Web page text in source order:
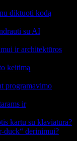
diktuoti kodą
su AI
ir architektūros
keitimą
programavimo
ir
kartu su klaviatūra?
duck“ derinimui?